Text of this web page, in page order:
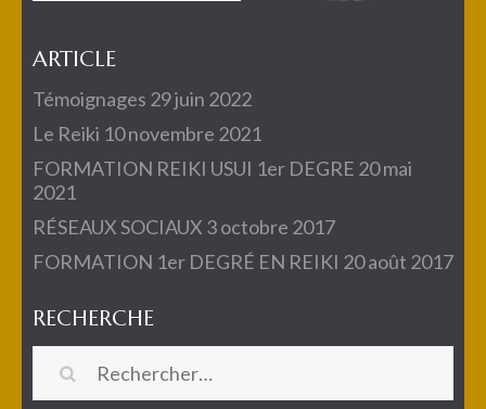
ARTICLE
Témoignages 29 juin 2022
Le Reiki 10 novembre 2021
FORMATION REIKI USUI 1er DEGRE 20 mai
2021
RÉSEAUX SOCIAUX 3 octobre 2017
FORMATION 1er DEGRÉ EN REIKI 20 août 2017
RECHERCHE
Rechercher :